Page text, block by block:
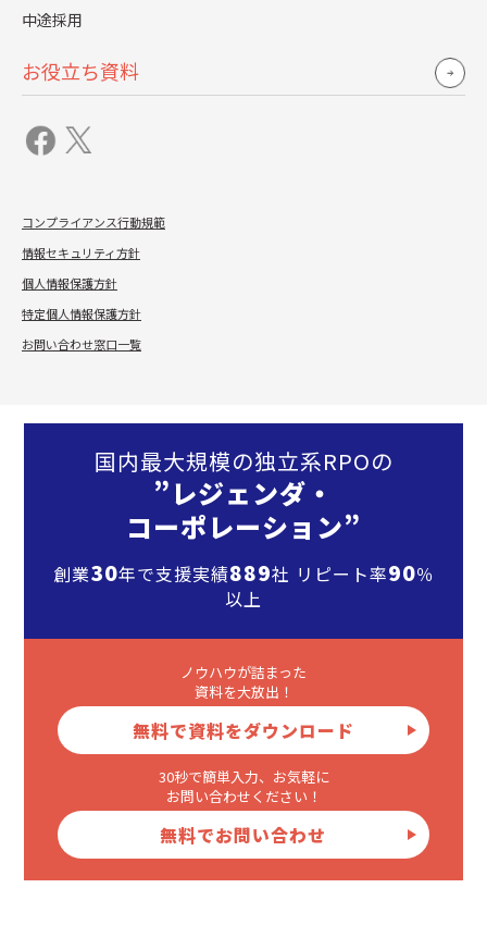
中途採用
お役立ち資料
コンプライアンス行動規範
情報セキュリティ方針
個人情報保護方針
特定個人情報保護方針
お問い合わせ窓口一覧
国内最大規模の独立系RPOの
”レジェンダ・
コーポレーション”
創業30年で支援実績889社 リピート率90％
以上
ノウハウが詰まった
資料を大放出！
無料で資料をダウンロード
30秒で簡単入力、お気軽に
お問い合わせください！
無料でお問い合わせ